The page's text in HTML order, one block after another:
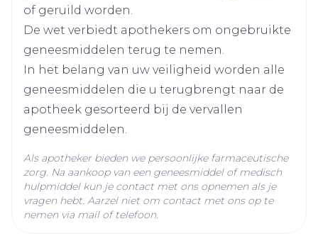
Behoud
Kamertemperatuur (15°C -
25°C)
of geruild worden.
De wet verbiedt apothekers om ongebruikte
geneesmiddelen terug te nemen.
In het belang van uw veiligheid worden alle
geneesmiddelen die u terugbrengt naar de
apotheek gesorteerd bij de vervallen
geneesmiddelen.
Als apotheker bieden we persoonlijke farmaceutische
zorg. Na aankoop van een geneesmiddel of medisch
hulpmiddel kun je contact met ons opnemen als je
vragen hebt. Aarzel niet om contact met ons op te
nemen via mail of telefoon.